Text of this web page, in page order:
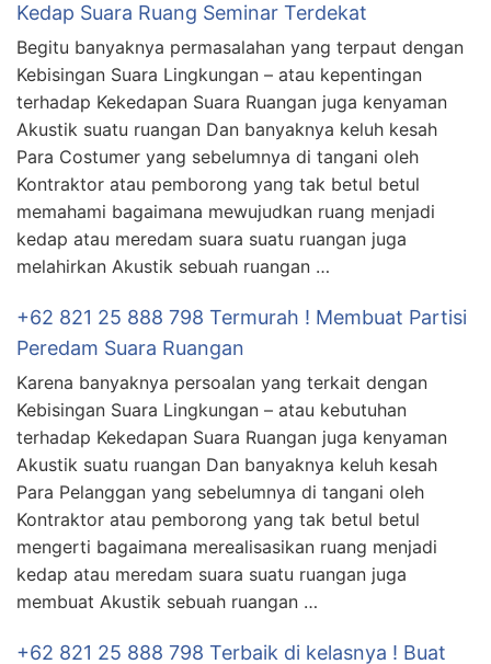
Kedap Suara Ruang Seminar Terdekat
Begitu banyaknya permasalahan yang terpaut dengan
Kebisingan Suara Lingkungan – atau kepentingan
terhadap Kekedapan Suara Ruangan juga kenyaman
Akustik suatu ruangan Dan banyaknya keluh kesah
Para Costumer yang sebelumnya di tangani oleh
Kontraktor atau pemborong yang tak betul betul
memahami bagaimana mewujudkan ruang menjadi
kedap atau meredam suara suatu ruangan juga
melahirkan Akustik sebuah ruangan …
+62 821 25 888 798 Termurah ! Membuat Partisi
Peredam Suara Ruangan
Karena banyaknya persoalan yang terkait dengan
Kebisingan Suara Lingkungan – atau kebutuhan
terhadap Kekedapan Suara Ruangan juga kenyaman
Akustik suatu ruangan Dan banyaknya keluh kesah
Para Pelanggan yang sebelumnya di tangani oleh
Kontraktor atau pemborong yang tak betul betul
mengerti bagaimana merealisasikan ruang menjadi
kedap atau meredam suara suatu ruangan juga
membuat Akustik sebuah ruangan …
+62 821 25 888 798 Terbaik di kelasnya ! Buat